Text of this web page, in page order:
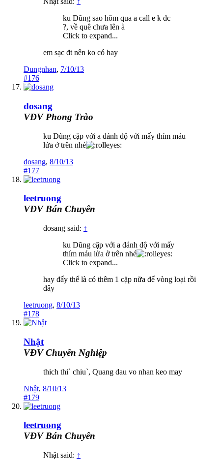
ku Dũng sao hôm qua a call e k dc
?, về quê chưa lên à
Click to expand...
em sạc đt nên ko có hay
Dungnhan, 7/10/13
#176
dosang
VĐV Phong Trào
ku Dũng cặp với a đánh độ với mấy thím máu
lửa ở trên nhé
dosang, 8/10/13
#177
leetruong
VĐV Bán Chuyên
dosang said: ↑
ku Dũng cặp với a đánh độ với mấy
thím máu lửa ở trên nhé
Click to expand...
hay đấy thế là có thêm 1 cặp nữa để vòng loại rồi
đây
leetruong, 8/10/13
#178
Nhật
VĐV Chuyên Nghiệp
thich thi` chiu`, Quang dau vo nhan keo may
Nhật, 8/10/13
#179
leetruong
VĐV Bán Chuyên
Nhật said: ↑